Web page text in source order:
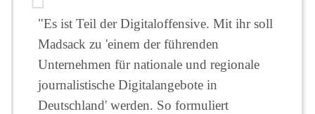
"Es ist Teil der Digitaloffensive. Mit ihr soll
Madsack zu 'einem der führenden
Unternehmen für nationale und regionale
journalistische Digitalangebote in
Deutschland' werden. So formuliert